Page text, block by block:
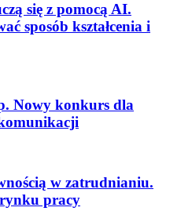
się z pomocą AI.
sposób kształcenia i
Nowy konkurs dla
w zatrudnianiu.
pracy